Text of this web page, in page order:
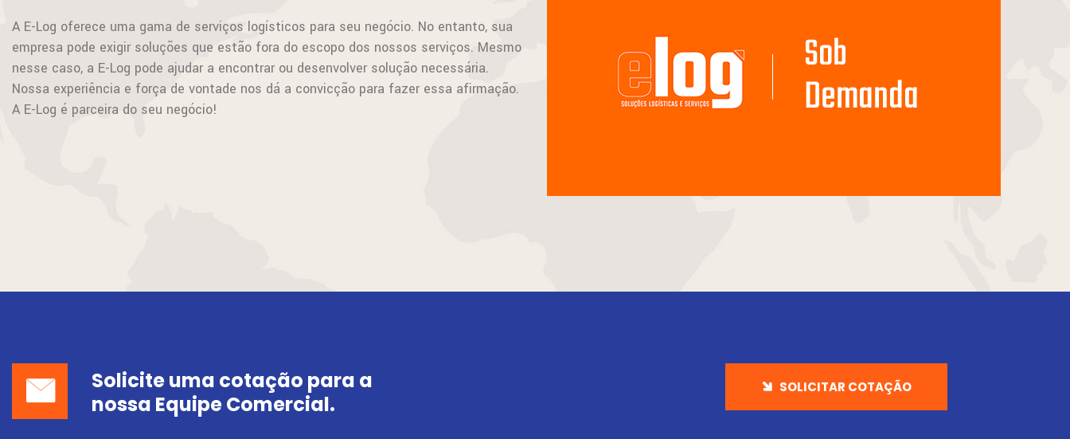
A E-Log oferece uma gama de serviços logísticos para seu negócio. No entanto, sua
empresa pode exigir soluções que estão fora do escopo dos nossos serviços. Mesmo
nesse caso, a E-Log pode ajudar a encontrar ou desenvolver solução necessária.
Nossa experiência e força de vontade nos dá a convicção para fazer essa afirmação.
A E-Log é parceira do seu negócio!
Solicite uma cotação para a
nossa Equipe Comercial.
SOLICITAR COTAÇÃO